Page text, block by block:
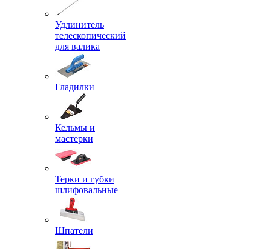
Удлинитель
телескопический
для валика
Гладилки
Кельмы и
мастерки
Терки и губки
шлифовальные
Шпатели